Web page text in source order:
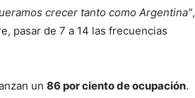
crecer tanto como Argentina”,
pasar de 7 a 14 las frecuencias
un 86 por ciento de ocupación.